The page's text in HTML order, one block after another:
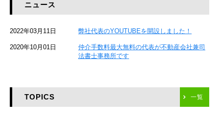
JR総武本線
京成本線
東海道新幹線
ニュース
2022年03月11日 弊社代表のYOUTUBEを開設しました！
2020年10月01日
仲介手数料最大無料の代表が不動産会社兼司
法書士事務所です
TOPICS 一覧